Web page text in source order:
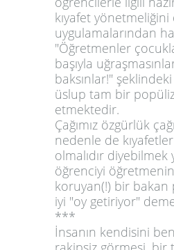
kıyafet
uygulamalarından
"Öğretmenler
başıyla
baksınlar!" şeklindeki
üslup tam bir
etmektedir.
Çağımız özgürlük
nedenle de
olmalıdır diyebilmek
öğrenciyi
koruyan(!) bir bakan
iyi "oy getiriyor"
***
İnsanın kendisini